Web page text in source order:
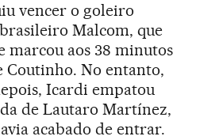
vencer o goleiro
Malcom, que
marcou aos 38 minutos
Coutinho. No entanto,
Icardi empatou
de Lautaro Martínez,
acabado de entrar.